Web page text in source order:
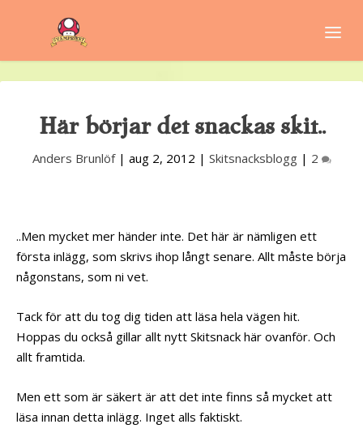
Här börjar det snackas skit..
Anders Brunlöf| aug 2, 2012 | Skitsnacksblogg| 2
..Men mycket mer händer inte. Det här är nämligen ett
första inlägg, som skrivs ihop långt senare. Allt måste börja
någonstans, som ni vet.
Tack för att du tog dig tiden att läsa hela vägen hit.
Hoppas du också gillar allt nytt Skitsnack här ovanför. Och
allt framtida.
Men ett som är säkert är att det inte finns så mycket att
läsa innan detta inlägg. Inget alls faktiskt.